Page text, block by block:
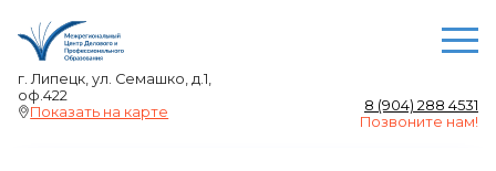
О ЦЕНТРЕ
Преподаватели
г. Липецк, ул. Семашко, д.1,
оф.422
Показать на карте
8 (904) 288 4531
Позвоните нам!